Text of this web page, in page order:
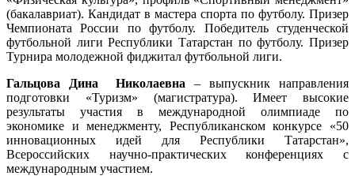
(бакалавриат). Кандидат в мастера спорта по футболу. Призер
Чемпионата России по футболу. Победитель студенческой
футбольной лиги Республики Татарстан по футболу. Призер
Турнира молодежной фиджитал футбольной лиги.
Гальцова Дина
Николаевна – выпускник направления
подготовки «Туризм» (магистратура). Имеет высокие
результаты участия в международной олимпиаде по
экономике и менеджменту, Республиканском конкурсе «50
инновационных идей для Республики Татарстан»,
Всероссийских научно-практических конференциях с
международным участием.